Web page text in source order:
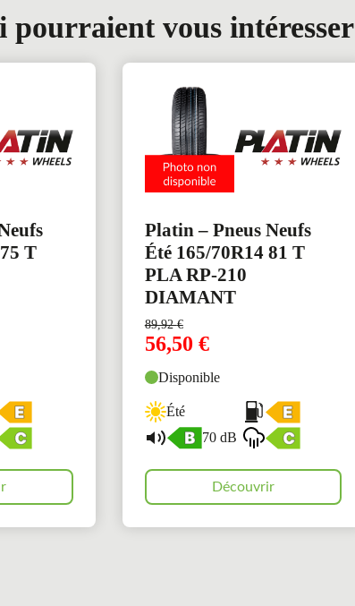
pourraient vous intéresser
T
Platin – Pneus Neufs
Été 165/70R14 81 T
PLA RP-210
DIAMANT
89,92€
56,50 €
Disponible
Été
70 dB
Découvrir